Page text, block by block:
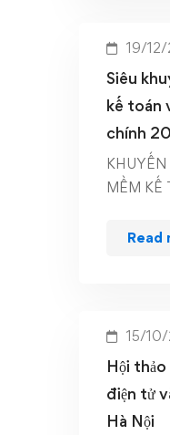
19/
Siêu
kế toán
chính
MỀM KẾ
Read
15/
Hội
điện tử
Hà Nội